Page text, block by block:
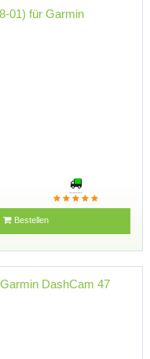
01) für Garmin
Bestellen
DashCam 47